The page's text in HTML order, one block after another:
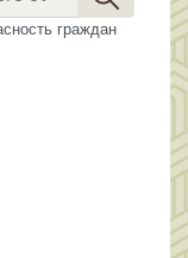
граждан